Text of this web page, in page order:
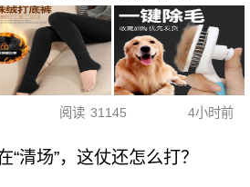
阅读 31145 4小时前
清场”，这仗还怎么打？